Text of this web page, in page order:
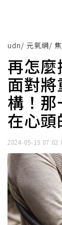
udn/ 元氣網/
再怎
面對
構！
在心頭
2024-05-15